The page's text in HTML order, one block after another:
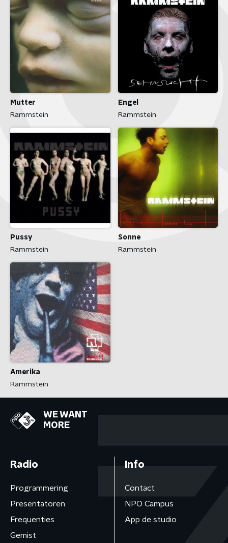
Mutter
Rammstein
Engel
Rammstein
Pussy
Rammstein
Sonne
Rammstein
Amerika
Rammstein
WE WANT
MORE
Radio
Programmering
Presentatoren
Frequenties
Gemist
Info
Contact
NPO Campus
App de studio